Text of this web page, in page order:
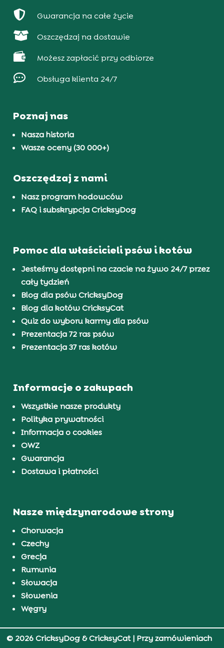
 Gwarancja na całe życie
 Oszczędzaj na dostawie
 Możesz zapłacić przy odbiorze
 Obsługa klienta 24/7
Poznaj nas
Nasza historia
Wasze oceny (30 000+)
Oszczędzaj z nami
Nasz program hodowców
FAQ i subskrypcja CricksyDog
Pomoc dla właścicieli psów i kotów
Jesteśmy dostępni na czacie na żywo 24/7 przez
cały tydzień
Blog dla psów CricksyDog
Blog dla kotów CricksyCat
Quiz do wyboru karmy dla psów
Prezentacja 72 ras psów
Prezentacja 37 ras kotów
Informacje o zakupach
Wszystkie nasze produkty
Polityka prywatności
Informacja o cookies
OWZ
Gwarancja
Dostawa i płatności
Nasze międzynarodowe strony
Chorwacja
Czechy
Grecja
Rumunia
Słowacja
Słowenia
Węgry
© 2026 CricksyDog & CricksyCat| Przy zamówieniach